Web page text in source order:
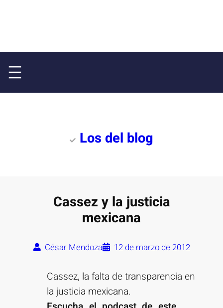
Los del blog
Cassez y la justicia
mexicana
César Mendoza 12 de marzo de 2012
Cassez, la falta de transparencia en
la justicia mexicana.